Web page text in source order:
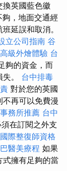
換英國藍色徽
夠，地面交通經
延誤和取消。
立公司指南 谷
級外燴體驗 台
夠的資金，而
。 台中排毒
對於您的英國
再可以免費漫
務所推薦 台中
在訂閱之外支
國際整復師資格
醫美療程 如果
擁有足夠的當